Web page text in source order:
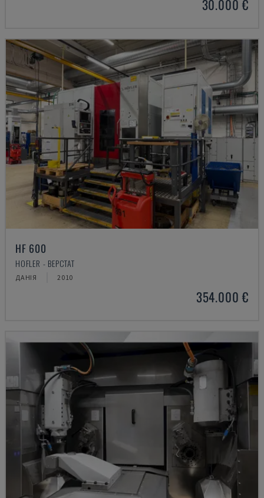
30.000 €
HF 600
HOFLER - ВЕРСТАТ
ДАНІЯ 2010
354.000 €